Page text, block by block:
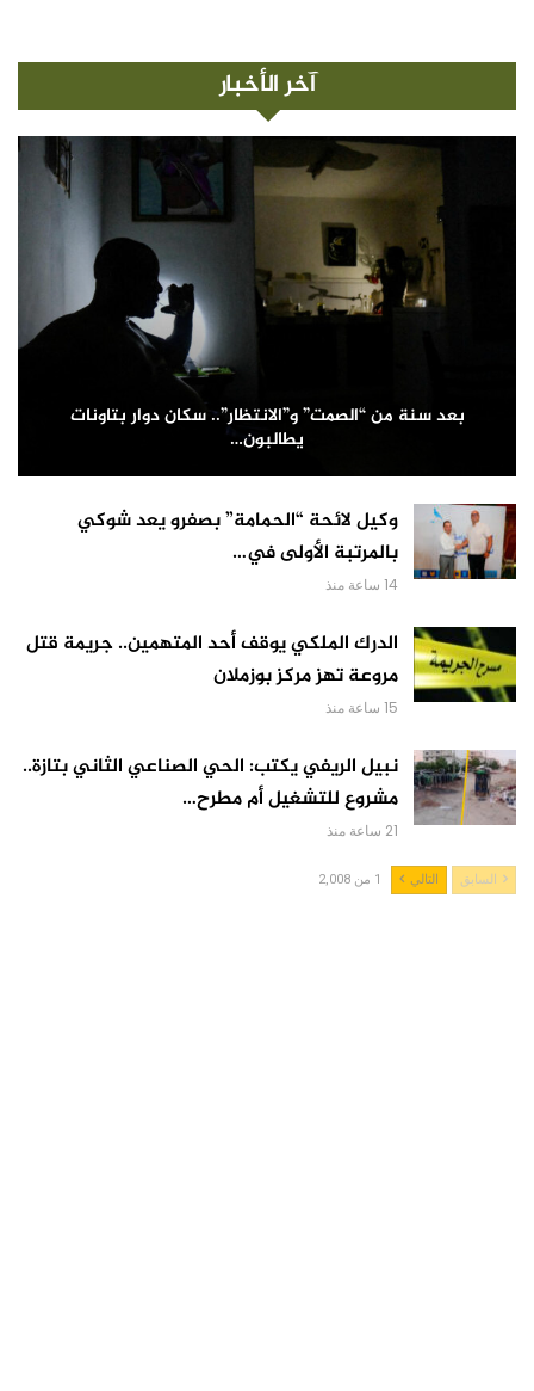
آخر الأخبار
بعد سنة من “الصمت” و”الانتظار”.. سكان دوار بتاونات
يطالبون…
وكيل لائحة “الحمامة” بصفرو يعد شوكي
بالمرتبة الأولى في…
14 ساعة منذ
الدرك الملكي يوقف أحد المتهمين.. جريمة قتل
مروعة تهز مركز بوزملان
15 ساعة منذ
نبيل الريفي يكتب: الحي الصناعي الثاني بتازة..
مشروع للتشغيل أم مطرح…
21 ساعة منذ
السابق التالي 1 من 2,008